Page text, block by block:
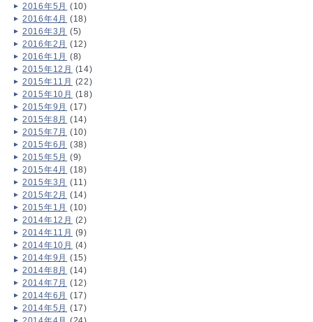
2016年5月 (10)
2016年4月 (18)
2016年3月 (5)
2016年2月 (12)
2016年1月 (8)
2015年12月 (14)
2015年11月 (22)
2015年10月 (18)
2015年9月 (17)
2015年8月 (14)
2015年7月 (10)
2015年6月 (38)
2015年5月 (9)
2015年4月 (18)
2015年3月 (11)
2015年2月 (14)
2015年1月 (10)
2014年12月 (2)
2014年11月 (9)
2014年10月 (4)
2014年9月 (15)
2014年8月 (14)
2014年7月 (12)
2014年6月 (17)
2014年5月 (17)